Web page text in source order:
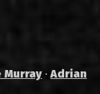
Murray ·Adrian